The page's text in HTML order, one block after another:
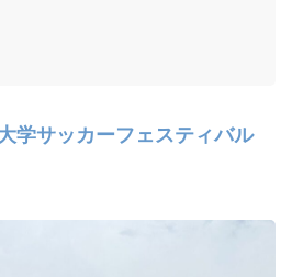
学サッカーフェスティバル